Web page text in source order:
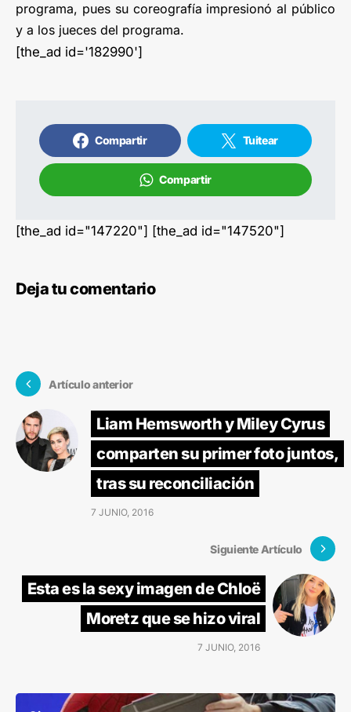
programa, pues su coreografía impresionó al público
y a los jueces del programa.
[the_ad id='182990']
Compartir Tuitear
Compartir
[the_ad id="147220"] [the_ad id="147520"]
Deja tu comentario
Artículo anterior
Liam Hemsworth y Miley Cyrus
comparten su primer foto juntos,
tras su reconciliación
7 JUNIO, 2016
Siguiente Artículo
Esta es la sexy imagen de Chloë
Moretz que se hizo viral
7 JUNIO, 2016